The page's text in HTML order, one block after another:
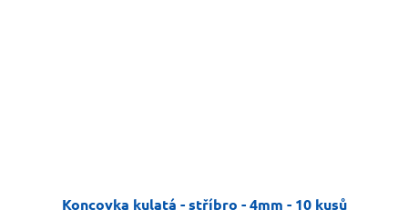
Koncovka kulatá - stříbro - 4mm - 10 kusů